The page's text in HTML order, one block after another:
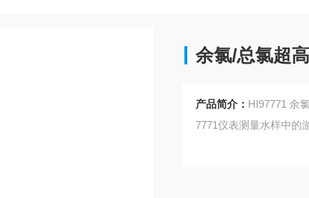
余氯/总氯超
产品简介： HI97771 余
7771仪表测量水样中的